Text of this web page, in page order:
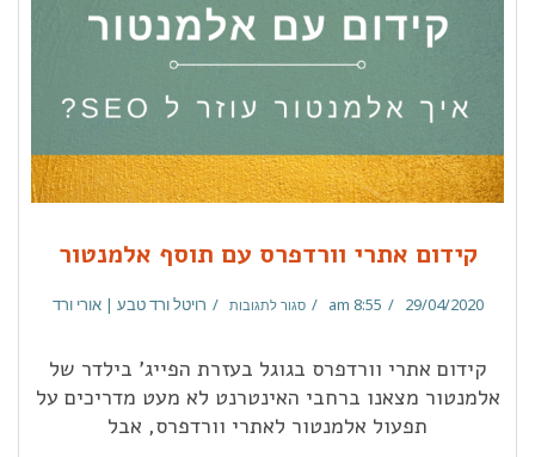
קידום אתרי וורדפרס עם תוסף אלמנטור
29/04/2020
8:55 am סגור לתגובות רויטל ורד טבע | אורי ורד
קידום אתרי וורדפרס בגוגל בעזרת הפייג' בילדר של
אלמנטור מצאנו ברחבי האינטרנט לא מעט מדריכים על
תפעול אלמנטור לאתרי וורדפרס, אבל